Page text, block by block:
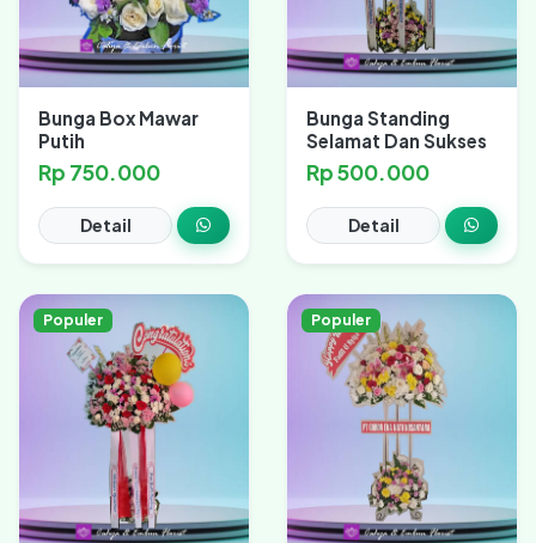
Bunga Box Mawar
Putih
Rp 750.000
Detail
Bunga Standing
Selamat Dan Sukses
Rp 500.000
Detail
Populer Populer